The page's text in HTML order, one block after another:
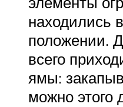
находились
положении.
всего
ямы:
можно этого